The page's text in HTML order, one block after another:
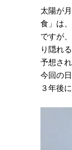
太陽が
食」は
ですが
り隠れ
予想さ
今回の
３年後